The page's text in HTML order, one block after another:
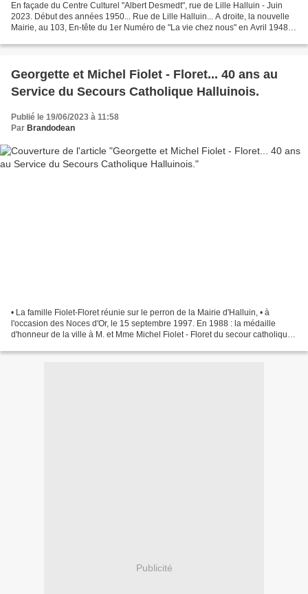
En façade du Centre Culturel "Albert Desmedt", rue de Lille Halluin - Juin
2023. Début des années 1950... Rue de Lille Halluin... A droite, la nouvelle
Mairie, au 103, En-tête du 1er Numéro de "La vie chez nous" en Avril 1948.
Georgette et Michel Fiolet - Floret... 40 ans au
Service du Secours Catholique Halluinois.
Publié le 19/06/2023 à 11:58
Par Brandodean
• La famille Fiolet-Floret réunie sur le perron de la Mairie d'Halluin, • à
l'occasion des Noces d'Or, le 15 septembre 1997. En 1988 : la médaille
d'honneur de la ville à M. et Mme Michel Fiolet - Floret du secour catholique
Publicité